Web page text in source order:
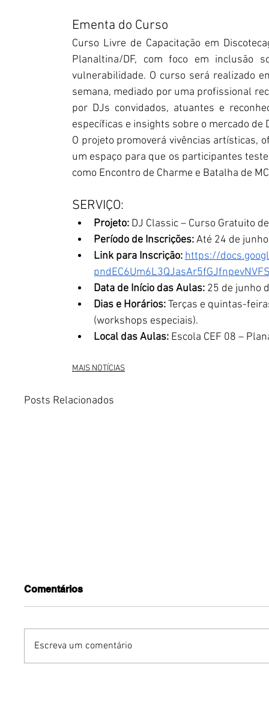
Ementa do Curso
Curso Livre de Capacitação em
Planaltina/DF, com foco em inclusão
vulnerabilidade. O curso será realizado
semana, mediado por uma profissional
por DJs convidados, atuantes e
específicas e insights sobre o mercado de
O projeto promoverá vivências artísticas,
um espaço para que os participantes
como Encontro de Charme e Batalha de
SERVIÇO:
Projeto: DJ Classic – Curso Gratuito
Período de Inscrições: Até 24 de
Link para Inscrição: https://
Data de Início das Aulas: 25 de junho
Dias e Horários: Terças e quintas-
(workshops especiais).
Local das Aulas: Escola CEF 08 –
MAIS NOTÍCIAS
Posts Relacionados
Comentários
Escreva um comentário